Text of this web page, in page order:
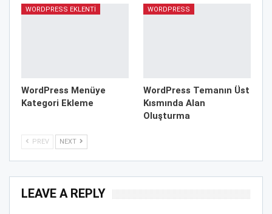
WORDPRESS EKLENTI
WordPress Menüye
Kategori Ekleme
WORDPRESS
WordPress Temanın Üst
Kısmında Alan
Oluşturma
PREV NEXT
LEAVE A REPLY